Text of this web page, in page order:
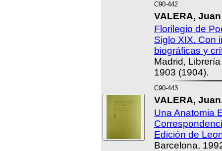
C90-442
VALERA,
Florilegio de
Siglo XIX. Con
biográficas y
Madrid,
1903 (1904).
C90-443
VALERA,
Una Anatomia
Edición de
Barcelona,